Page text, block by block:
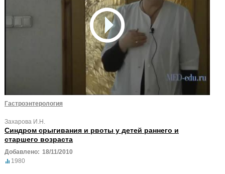
Гастроэнтерология
Захарова И.Н.
Синдром срыгивания и рвоты у детей раннего и
старшего возраста
Добавлено: 18/11/2010
1980